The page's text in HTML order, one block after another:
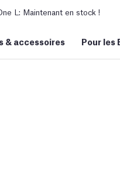
L: Maintenant en stock !
& accessoires Pour les